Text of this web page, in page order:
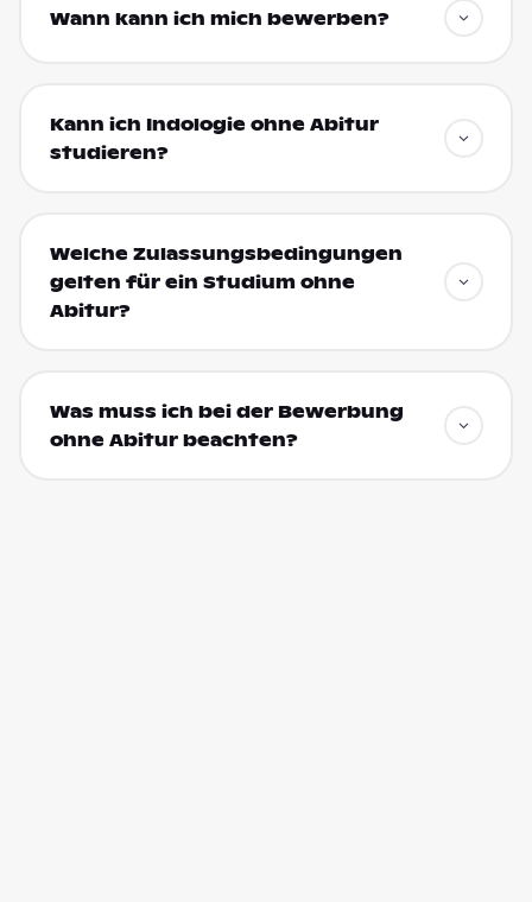
Wann kann ich mich bewerben?
Kann ich Indologie ohne Abitur
studieren?
Welche Zulassungsbedingungen
gelten für ein Studium ohne
Abitur?
Was muss ich bei der Bewerbung
ohne Abitur beachten?